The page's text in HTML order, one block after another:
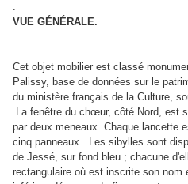
.
VUE GÉNÉRALE.
Cet objet mobilier est classé
Palissy, base de données sur le
du ministère français de la Culture,
La fenêtre du chœur, côté Nord, est
par deux meneaux. Chaque lancette
cinq panneaux. Les sibylles sont
de Jessé, sur fond bleu ; chacune
rectangulaire où est inscrite son nom